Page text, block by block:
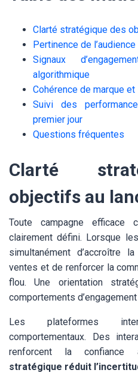
Clarté stratégique des
Pertinence de
Signaux
algorithmique
Cohérence de marque
Suivi des
premier jour
Questions fréquentes
Clarté
objectifs au
Toute campagne efficace
clairement défini. Lorsque
simultanément d’accroître
ventes et de renforcer la
flou. Une orientation
comportements
Les plateformes
comportementaux. Des
renforcent la confiance
stratégique réduit